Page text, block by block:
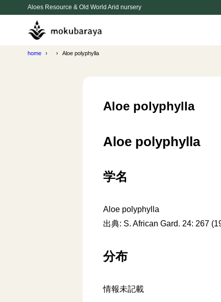
Aloes Resource & Old World Arid nursery
home Aloe polyphylla
Aloe polyphylla
Aloe polyphylla
学名
Aloe polyphylla
出典: S. African Gard. 24: 267
分布
情報未記載